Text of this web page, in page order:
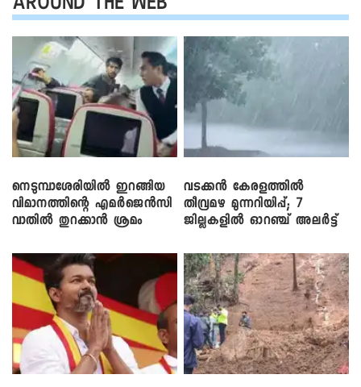
AROUND THE WEB
നെടുമ്പാശേരിയിൽ ഇറങ്ങിയ
വിമാനത്തിന്റെ എമർജെൻസി
വാതിൽ തുറക്കാൻ ശ്രമം
വടക്കൻ കേരളത്തിൽ
തീവ്രമഴ മുന്നറിയിപ്പ്; 7
ജില്ലകളിൽ ഓറഞ്ച് അലർട്ട്